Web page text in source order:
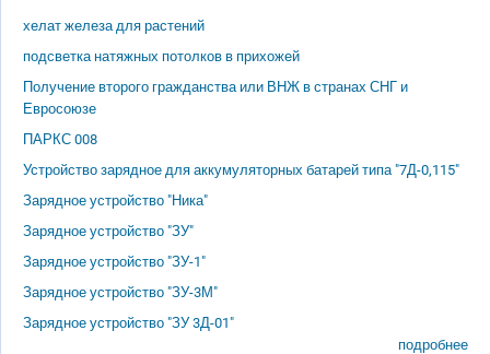
хелат железа для растений
подсветка натяжных потолков в прихожей
Получение второго гражданства или ВНЖ в странах СНГ и
Евросоюзе
ПАРКС 008
Устройство зарядное для аккумуляторных батарей типа "7Д-0,115"
Зарядное устройство "Ника"
Зарядное устройство "ЗУ"
Зарядное устройство "ЗУ-1"
Зарядное устройство "ЗУ-3М"
Зарядное устройство "ЗУ 3Д-01"
подробнее